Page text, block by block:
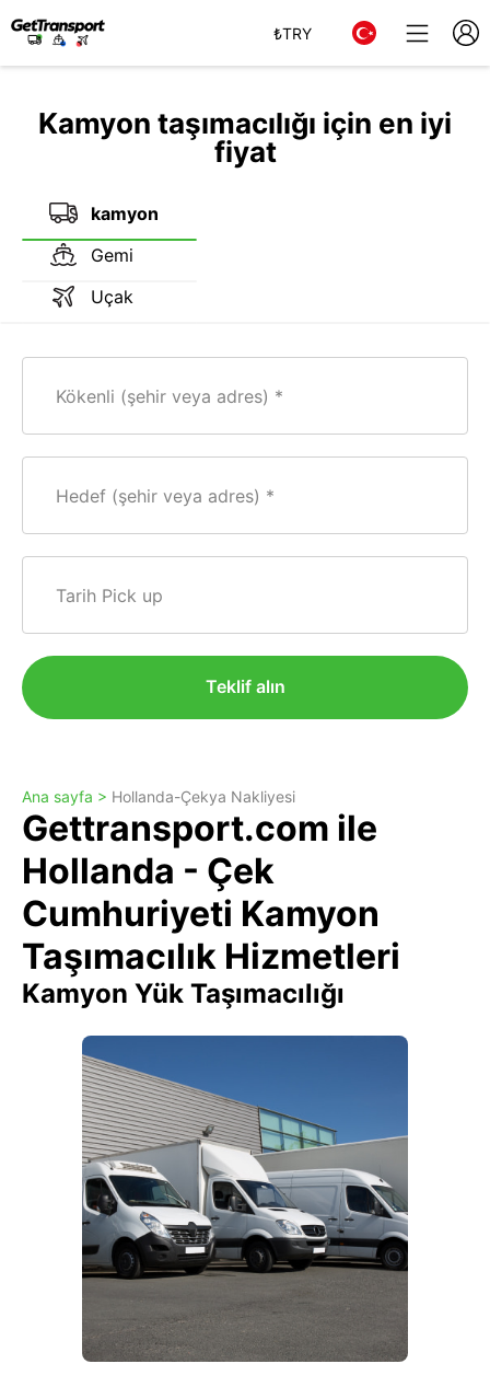
₺TRY
Kamyon taşımacılığı için en iyi
fiyat
kamyon
Gemi
Uçak
Kökenli (şehir veya adres)
Hedef (şehir veya adres)
Tarih Pick up
Teklif alın
Ana sayfa > Hollanda-Çekya Nakliyesi
Gettransport.com ile
Hollanda - Çek
Cumhuriyeti Kamyon
Taşımacılık Hizmetleri
Kamyon Yük Taşımacılığı